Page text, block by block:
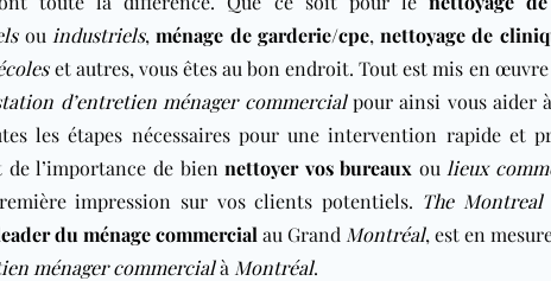
ou industriels,ménage de garderie/cpe,nettoyage de
et autres, vous êtes au bon endroit. Tout est mis en
d’entretien ménager commercialpour ainsi vous aider
les étapes nécessaires pour une intervention rapide et
de l’importance de biennettoyer vos bureaux ou lieux
impression sur vos clients potentiels. The Montreal
du ménage commercial au Grand Montréal, est en
ménager commercialà Montréal.